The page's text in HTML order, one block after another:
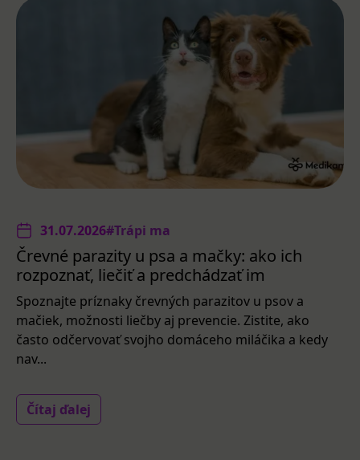
31.07.2026#Trápi ma
Črevné parazity u psa a mačky: ako ich
rozpoznať, liečiť a predchádzať im
Spoznajte príznaky črevných parazitov u psov a
mačiek, možnosti liečby aj prevencie. Zistite, ako
často odčervovať svojho domáceho miláčika a kedy
nav...
Čítaj ďalej